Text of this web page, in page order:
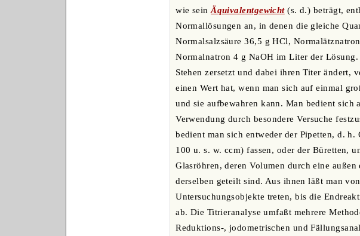
wie seinÄquivalentgewicht(s. d.) beträgt,
Normallösungen an, in denen die gleiche
Normalsalzsäure 36,5 g HCl,
Normalnatron 4 g NaOH im Liter der
Stehen zersetzt und dabei ihren Titer ändert,
einen Wert hat, wenn man sich auf einmal
und sie aufbewahren kann. Man bedient sich
Verwendung durch besondere Versuche
bedient man sich entweder der Pipetten, d.
100 u. s. w. ccm) fassen, oder der Büretten,
Glasröhren, deren Volumen durch eine
derselben geteilt sind. Aus ihnen läßt man
Untersuchungsobjekte treten, bis die
ab. Die Titrieranalyse umfaßt mehrere
Reduktions-, jodometrischen und